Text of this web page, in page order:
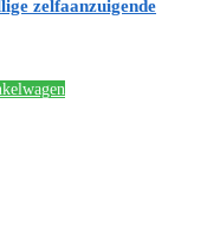
zelfaanzuigende